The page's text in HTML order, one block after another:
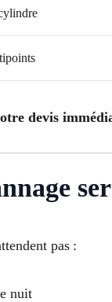
devis
pas :
nuit